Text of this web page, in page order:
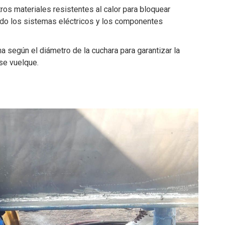
materiales resistentes al calor para bloquear
los sistemas eléctricos y los componentes
el diámetro de la cuchara para garantizar la
vuelque.